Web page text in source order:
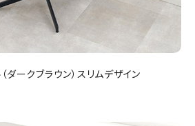
ークブラウン）スリムデザイン